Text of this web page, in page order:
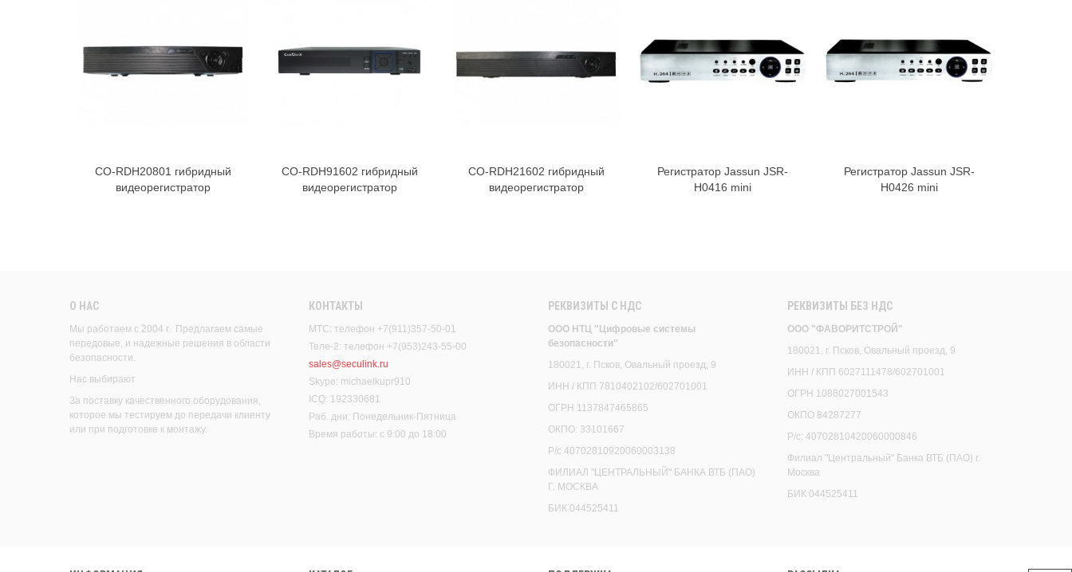
В корзину
CO-RDH20801 гибридный
видеорегистратор
В корзину
CO-RDH91602 гибридный
видеорегистратор
В корзину
CO-RDH21602 гибридный
видеорегистратор
В корзину
Регистратор Jassun JSR-
H0416 mini
В корзину
Регистратор Jassun JSR-
H0426 mini
О НАС
Мы работаем с 2004 г. Предлагаем самые
передовые, и надежные решения в области
безопасности.
Нас выбирают
За поставку качественного оборудования,
которое мы тестируем до передачи клиенту
или при подготовке к монтажу.
КОНТАКТЫ
МТС: телефон +7(911)357-50-01
Теле-2: телефон +7(953)243-55-00
sales@seculink.ru
Skype: michaelkupr910
ICQ: 192330681
Раб. дни: Понедельник-Пятница
Время работы: с 9:00 до 18:00
РЕКВИЗИТЫ C НДС
ООО НТЦ "Цифровые системы
безопасности"
180021, г. Псков, Овальный проезд, 9
ИНН / КПП 7810402102/602701001
ОГРН 1137847465865
ОКПО: 33101667
Р/с 40702810920060003138
ФИЛИАЛ "ЦЕНТРАЛЬНЫЙ" БАНКА ВТБ (ПАО)
Г. МОСКВА
БИК 044525411
РЕКВИЗИТЫ БЕЗ НДС
ООО "ФАВОРИТСТРОЙ"
180021, г. Псков, Овальный проезд, 9
ИНН / КПП 6027111478/602701001
ОГРН 1086027001543
ОКПО 84287277
Р/с: 40702810420060000846
Филиал "Центральный" Банка ВТБ (ПАО) г.
Москва
БИК 044525411